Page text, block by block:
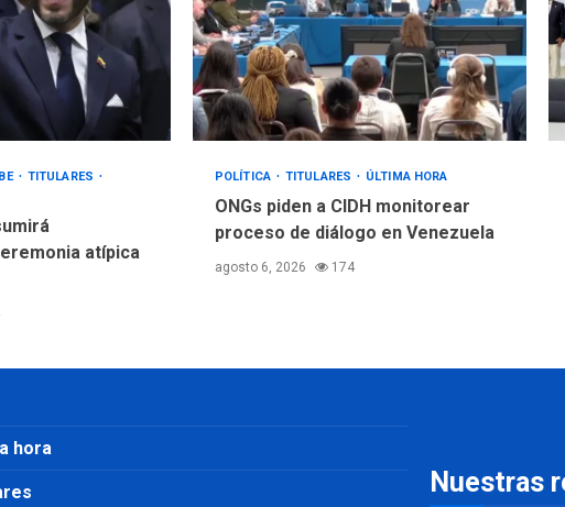
TITULARES
atípica
POLÍTICA TITULARES ÚLTIMA HORA
ONGs piden a CIDH monitorear
proceso de diálogo en Venezuela
agosto 6, 2026 174
hora
Nuestras